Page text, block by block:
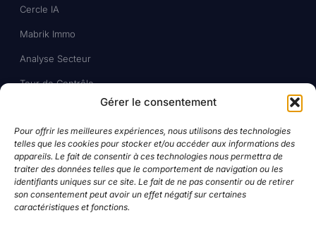
Gérer le consentement
Pour offrir les meilleures expériences, nous utilisons des technologies
telles que les cookies pour stocker et/ou accéder aux informations des
appareils. Le fait de consentir à ces technologies nous permettra de
traiter des données telles que le comportement de navigation ou les
identifiants uniques sur ce site. Le fait de ne pas consentir ou de retirer
son consentement peut avoir un effet négatif sur certaines
caractéristiques et fonctions.
Cercle IA
Mabrik Immo
Analyse Secteur
Tour de Contrôle
Blog
Formation gratuite
Candidater